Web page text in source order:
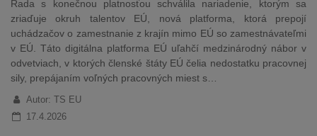
Rada s konečnou platnosťou schválila nariadenie, ktorým sa
zriaďuje okruh talentov EÚ, nová platforma, ktorá prepojí
uchádzačov o zamestnanie z krajín mimo EÚ so zamestnávateľmi
v EÚ. Táto digitálna platforma EÚ uľahčí medzinárodný nábor v
odvetviach, v ktorých členské štáty EÚ čelia nedostatku pracovnej
sily, prepájaním voľných pracovných miest s…
Autor: TS EU
17.4.2026